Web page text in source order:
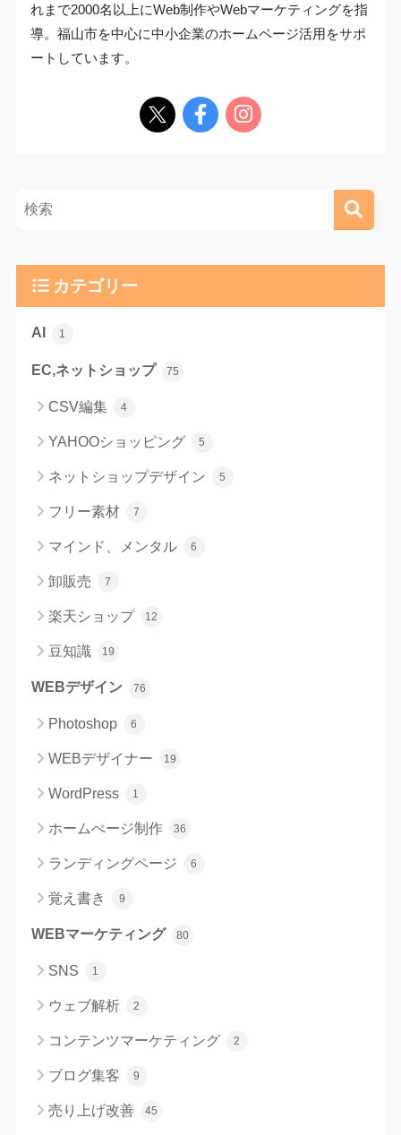
れまで2000名以上にWeb制作やWebマーケティングを指
導。福山市を中心に中小企業のホームページ活用をサポ
ートしています。
カテゴリー
AI 1
EC,ネットショップ 75
CSV編集 4
YAHOOショッピング 5
ネットショップデザイン 5
フリー素材 7
マインド、メンタル 6
卸販売 7
楽天ショップ 12
豆知識 19
WEBデザイン 76
Photoshop 6
WEBデザイナー 19
WordPress 1
ホームぺージ制作 36
ランディングページ 6
覚え書き 9
WEBマーケティング 80
SNS 1
ウェブ解析 2
コンテンツマーケティング 2
ブログ集客 9
売り上げ改善 45